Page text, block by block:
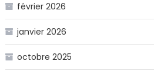
février 2026
janvier 2026
octobre 2025